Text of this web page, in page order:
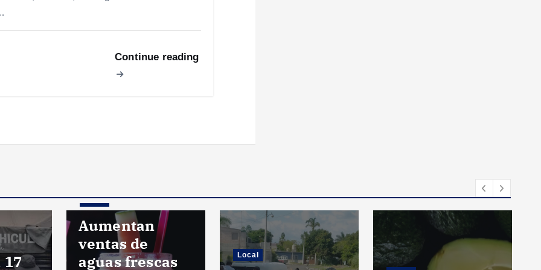
Continue reading
Local
Aumentan
ventas de
aguas frescas
Local